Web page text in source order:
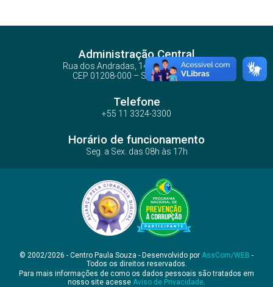
Administração Central
Rua dos Andradas, 140 - Santa Ifigênia
CEP 01208-000 – São Paulo – SP
Telefone
+55 11 3324-3300
Horário de funcionamento
Seg. a Sex. das 08h às 17h
© 2002/2026 - Centro Paula Souza - Desenvolvido por AssCom/WEB -
Todos os direitos reservados.
Para mais informações de como os dados pessoais são tratados em
nosso site acesse Aviso de Privacidade.